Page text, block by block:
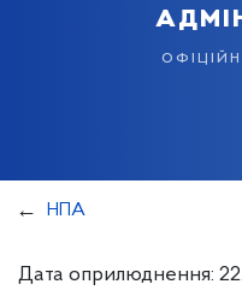
НПА
Дата оприлюднення: